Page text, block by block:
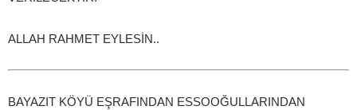
ALLAH RAHMET EYLESİN..
BAYAZIT KÖYÜ EŞRAFINDAN ESSOOĞULLARINDAN